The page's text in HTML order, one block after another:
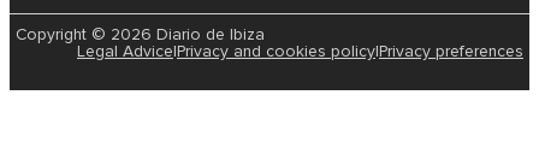
Copyright © 2026 Diario de Ibiza
Legal Advice|Privacy and cookies policy|Privacy preferences